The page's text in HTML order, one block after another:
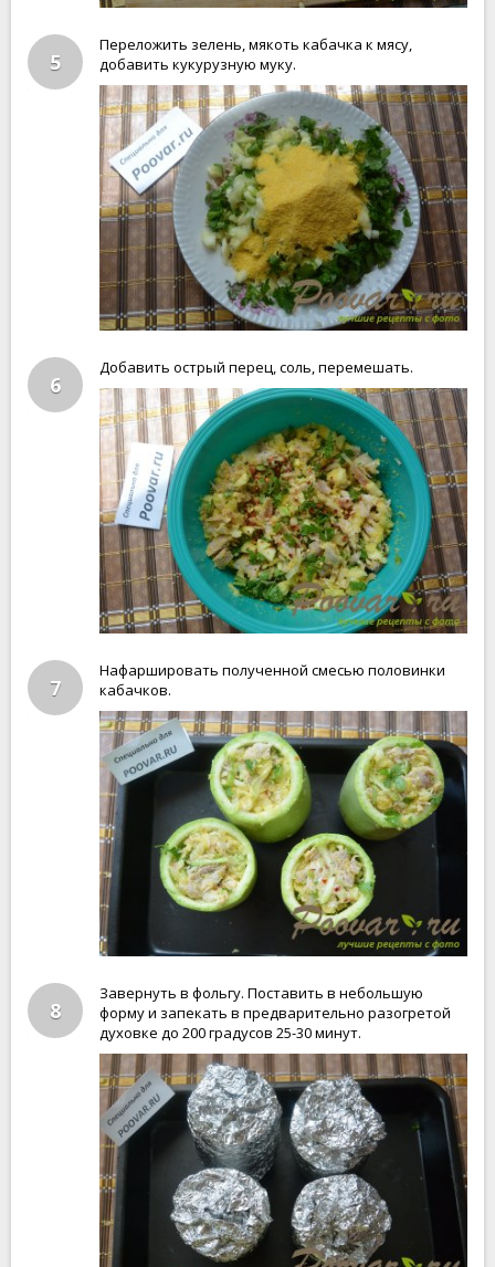
5
Переложить зелень, мякоть кабачка к мясу,
добавить кукурузную муку.
6
Добавить острый перец, соль, перемешать.
7
Нафаршировать полученной смесью половинки
кабачков.
8
Завернуть в фольгу. Поставить в небольшую
форму и запекать в предварительно разогретой
духовке до 200 градусов 25-30 минут.